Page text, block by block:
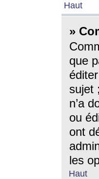
Haut
»
que
sujet
n’a
ou
ont
les
Haut